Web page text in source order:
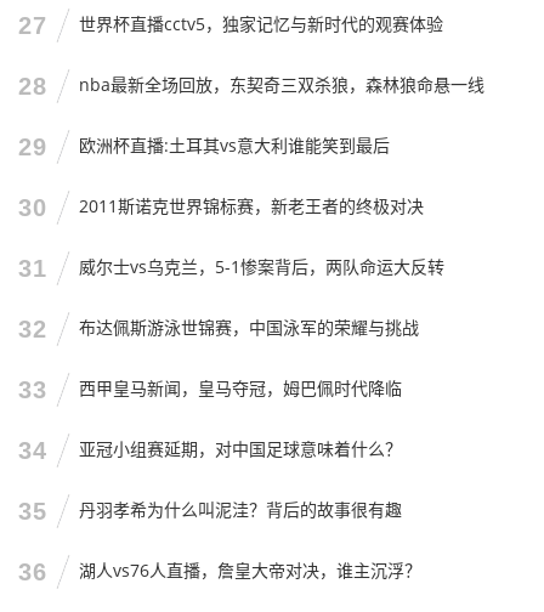
说了这么多,千言万语汇成一句话：女排世锦赛，咱们不见不
是否还坐在教练席上，无论朱婷是否还会披挂上阵，我都会
每一次失误叹息。
因为,这就是中国女排，她们承载了我们太多的青春记忆，太
多的热血沸腾。
女排世锦赛前瞻：巴黎奥运后的新挑战，这不仅仅是一个标
国的赛场上，重新绽放出属于中国女排的光彩。
各位老铁,你们对2025年的女排世锦赛有什么看法？你觉得咱
槽，一起畅聊！别忘了点赞关注，咱们下期再见！
27 世界杯直播cctv5，独家记忆与新时代的观赛体验
28 nba最新全场回放，东契奇三双杀狼，森林狼命悬一线
29 欧洲杯直播:土耳其vs意大利谁能笑到最后
30 2011斯诺克世界锦标赛，新老王者的终极对决
31 威尔士vs乌克兰，5-1惨案背后，两队命运大反转
32 布达佩斯游泳世锦赛，中国泳军的荣耀与挑战
33 西甲皇马新闻，皇马夺冠，姆巴佩时代降临
34 亚冠小组赛延期，对中国足球意味着什么？
35 丹羽孝希为什么叫泥洼？背后的故事很有趣
36 湖人vs76人直播，詹皇大帝对决，谁主沉浮？